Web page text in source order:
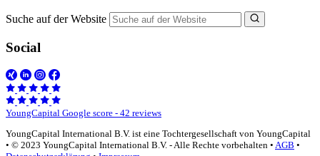
Suche auf der Website
Social
YoungCapital Google score - 42 reviews
YoungCapital International B.V. ist eine Tochtergesellschaft von YoungCapital
• © 2023 YoungCapital International B.V. - Alle Rechte vorbehalten • AGB •